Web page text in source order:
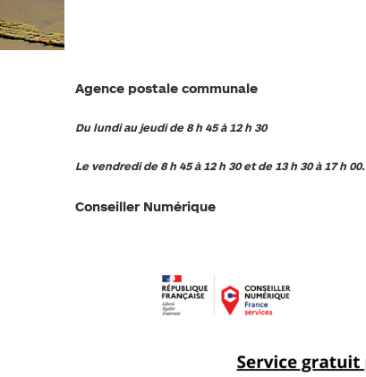
Agence postale communale
Du lundi au jeudi de 8 h 45 à 12 h 30
Le vendredi de 8 h 45 à 12 h 30 et de 13 h 30 à 17 h 00.
Conseiller Numérique